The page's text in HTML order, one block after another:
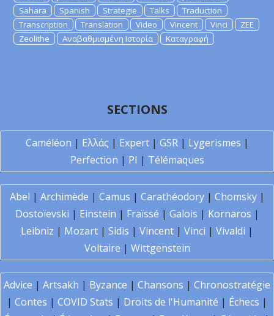
Sahara
Spanish Strategie Talks
Traduction
Transcription
Translation Video Vincent Vinci
ZEE
Zeolithe
Αναβαθμισμένη Ιστορία Καταγραφή
SECTIONS
Caméléon | Ελλάς | Expert| GSR| Lygerismes |
Perfection | PI | Télémaques
Abel | Archimède | Camus | Carathéodory| Chomsky|
Dostoïevski | Einstein | Fraïssé | Galois | Kornaros |
Leibniz | Mozart | Sidis | Vincent | Vinci | Vivaldi |
Voltaire | Wittgenstein
Advice | Artsakh | Byzance | Chansons | Chronostratégie
| Contes | COVID Stats | Droits de l'Humanité | Échecs |